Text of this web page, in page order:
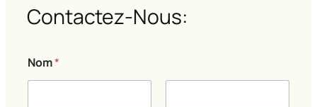
Contactez-Nous:
Nom*